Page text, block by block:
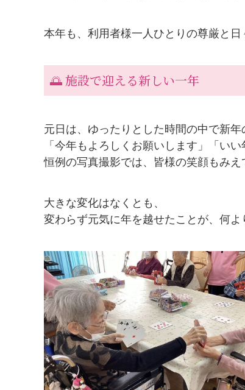
本年も、利用者様一人ひとりの尊厳と
🌅 施設で迎える新しい一年
元日は、ゆったりとした時間の中で新年
「今年もよろしくお願いします」「いい
恒例の写真撮影では、皆様の笑顔もみえ
大きな変化はなくとも、
変わらず元気に年を越せたことが、何よ